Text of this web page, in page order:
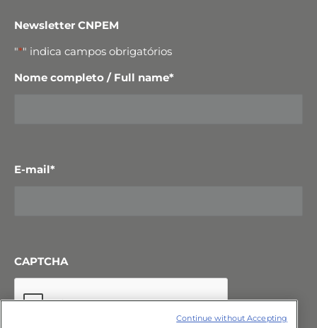
Newsletter CNPEM
"*" indica campos obrigatórios
Nome completo / Full name*
E-mail*
CAPTCHA
Continue without Accepting